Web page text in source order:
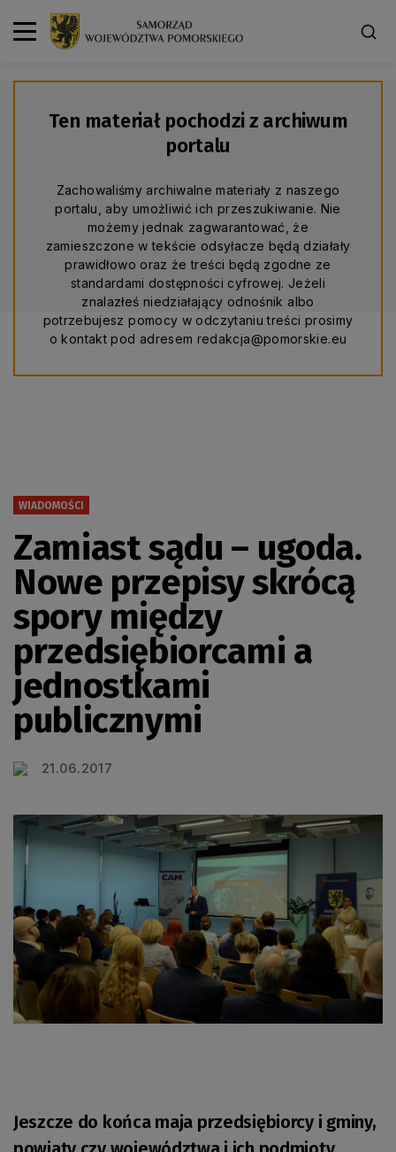
Ten materiał pochodzi z archiwum
portalu
Zachowaliśmy archiwalne materiały z naszego
portalu, aby umożliwić ich przeszukiwanie. Nie
możemy jednak zagwarantować, że
zamieszczone w tekście odsyłacze będą działały
prawidłowo oraz że treści będą zgodne ze
standardami dostępności cyfrowej. Jeżeli
znalazłeś niedziałający odnośnik albo
potrzebujesz pomocy w odczytaniu treści prosimy
o kontakt pod adresem redakcja@pomorskie.eu
WIADOMOŚCI
Zamiast sądu – ugoda.
Nowe przepisy skrócą
spory między
przedsiębiorcami a
jednostkami
publicznymi
21.06.2017
Jeszcze do końca maja przedsiębiorcy i gminy,